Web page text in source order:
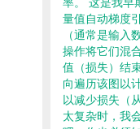
量值自动梯度
（通常是输
操作将它们混
值（损失）结
向遍历该图以
以减少损失（
太复杂时，我